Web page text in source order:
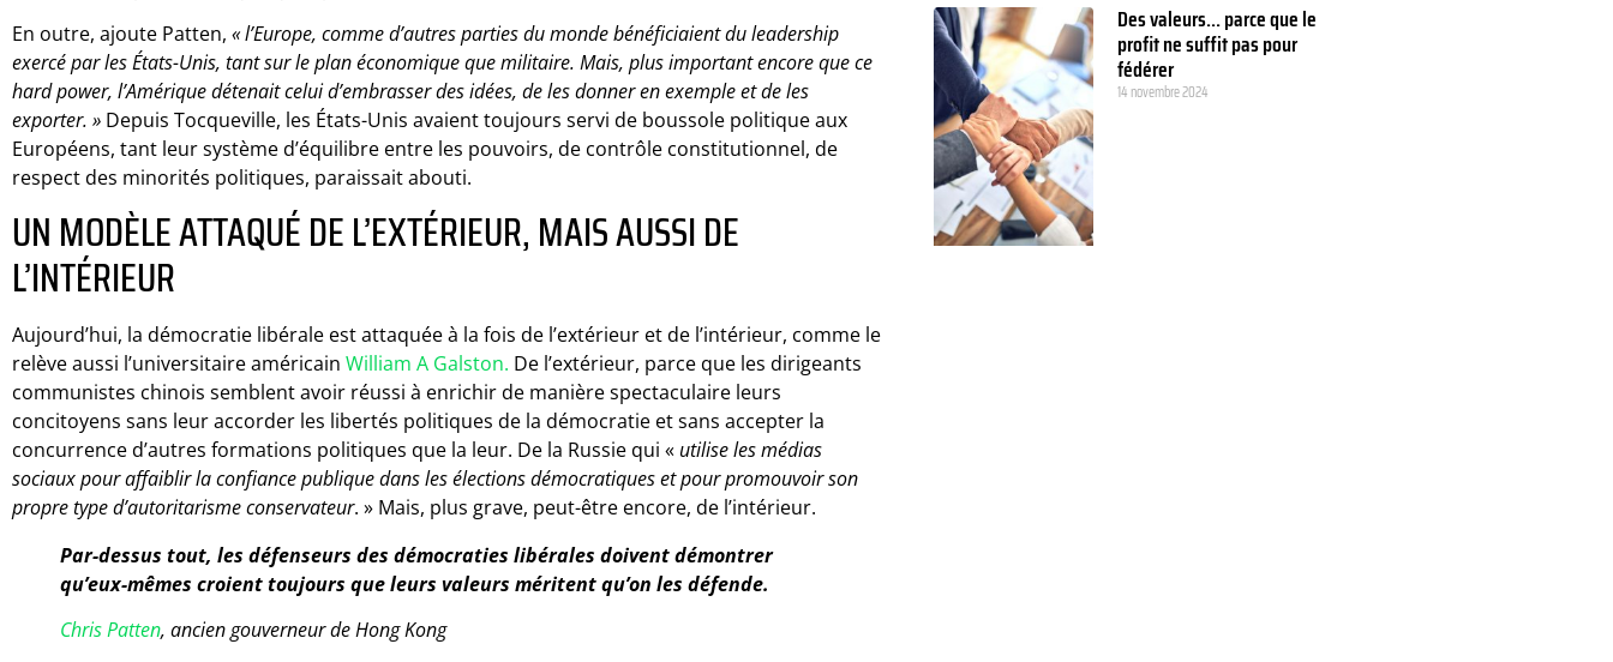
En outre, ajoute Patten, « l’Europe, comme d’autres parties du monde bénéficiaient du leadership
exercé par les États-Unis, tant sur le plan économique que militaire. Mais, plus important encore que ce
hard power, l’Amérique détenait celui d’embrasser des idées, de les donner en exemple et de les
exporter. » Depuis Tocqueville, les États-Unis avaient toujours servi de boussole politique aux
Européens, tant leur système d’équilibre entre les pouvoirs, de contrôle constitutionnel, de
respect des minorités politiques, paraissait abouti.
UN MODÈLE ATTAQUÉ DE L’EXTÉRIEUR, MAIS AUSSI DE
L’INTÉRIEUR
Aujourd’hui, la démocratie libérale est attaquée à la fois de l’extérieur et de l’intérieur, comme le
relève aussi l’universitaire américain William A Galston. De l’extérieur, parce que les dirigeants
communistes chinois semblent avoir réussi à enrichir de manière spectaculaire leurs
concitoyens sans leur accorder les libertés politiques de la démocratie et sans accepter la
concurrence d’autres formations politiques que la leur. De la Russie qui « utilise les médias
sociaux pour affaiblir la confiance publique dans les élections démocratiques et pour promouvoir son
propre type d’autoritarisme conservateur. » Mais, plus grave, peut-être encore, de l’intérieur.
Par-dessus tout, les défenseurs des démocraties libérales doivent démontrer
qu’eux-mêmes croient toujours que leurs valeurs méritent qu’on les défende.
Chris Patten, ancien gouverneur de Hong Kong
Des valeurs… parce que le
profit ne suffit pas pour
fédérer
14 novembre 2024